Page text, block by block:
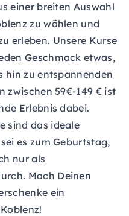
einer breiten Auswahl
zu wählen und
erleben. Unsere Kurse
Geschmack etwas,
hin zu entspannenden
zwischen 59€-149 € ist
Erlebnis dabei.
sind das ideale
es zum Geburtstag,
nur als
Mach Deinen
ein